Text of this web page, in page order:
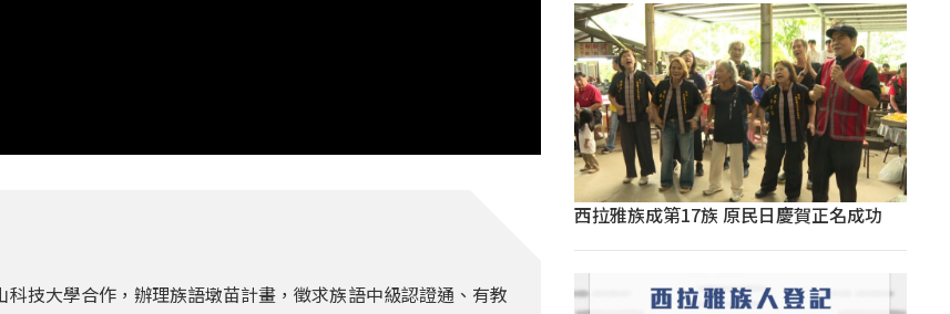
技大學合作，辦理族語墩苗計畫，徵求族語中級認證通、有教
西拉雅族成第17族 原民日慶賀正名成功